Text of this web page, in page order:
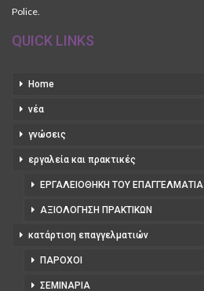
Police.
QUICK LINKS
Home
νέα
γνώσεις
εργαλεία και πρακτικές
ΕΡΓΑΛΕΙΟΘΉΚΗ ΤΟΥ ΕΠΑΓΓΕΛΜΑΤΊΑ
ΑΞΙΟΛΌΓΗΣΗ ΠΡΑΚΤΙΚΏΝ
κατάρτιση επαγγελματιών
ΠΆΡΟΧΟΙ
ΣΕΜΙΝΆΡΙΑ